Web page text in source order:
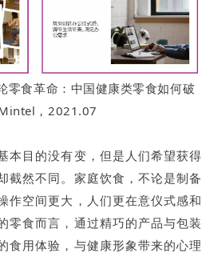
零食革命：中国健康类零食如何破
，2021.07
本目的没有变，但是人们希望获得
截然不同。家庭饮食，不论是制备
作空间更大，人们更在意仪式感和
零食而言，通过精巧的产品与包装
食用体验，与健康形象带来的心理